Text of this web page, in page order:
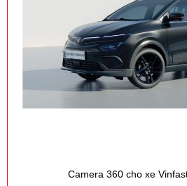
Camera 360 cho xe